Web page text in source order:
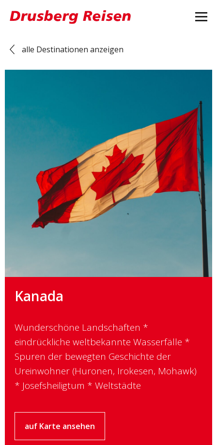
alle Destinationen anzeigen
Kanada
Wunderschöne Landschaften *
eindrückliche weltbekannte Wasserfälle *
Spuren der bewegten Geschichte der
Ureinwohner (Huronen, Irokesen, Mohawk)
* Josefsheiligtum * Weltstädte
auf Karte ansehen